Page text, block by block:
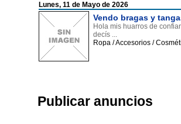
Lunes, 11 de Mayo de 2026
Vendo bragas y
Hola mis huarros de
decís ...
Ropa / Accesorios /
Publicar anuncios